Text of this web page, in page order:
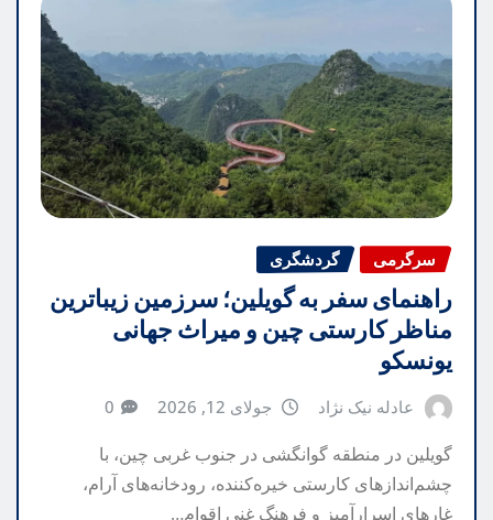
سرگرمی گردشگری
راهنمای سفر به گویلین؛ سرزمین زیباترین
مناظر کارستی چین و میراث جهانی
یونسکو
عادله نیک نژاد جولای 12, 2026 0
گویلین در منطقه گوانگشی در جنوب غربی چین، با
چشم‌اندازهای کارستی خیره‌کننده، رودخانه‌های آرام،
غارهای اسرارآمیز و فرهنگ غنی اقوام…